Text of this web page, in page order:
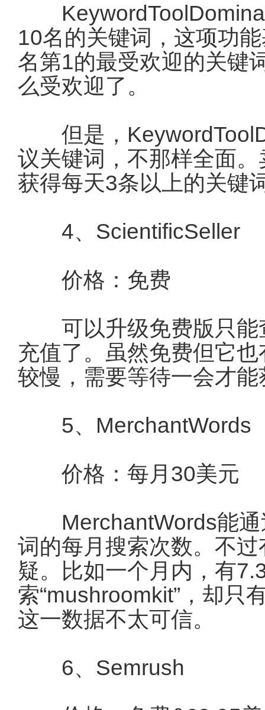
10名的关键词，这项功
名第1的最受欢迎的关键
么受欢迎了。
但是，
议关键词，不那样全面
获得每天3条以上的关键
4、ScientificSeller
价格：免费
可以升级免费版只能
充值了。虽然免费但它
较慢，需要等待一会才
5、MerchantWords
价格：每月30美元
MerchantWords能通
词的每月搜索次数。不
疑。比如一个月内，有
索“mushroomkit”，却只
这一数据不太可信。
6、Semrush